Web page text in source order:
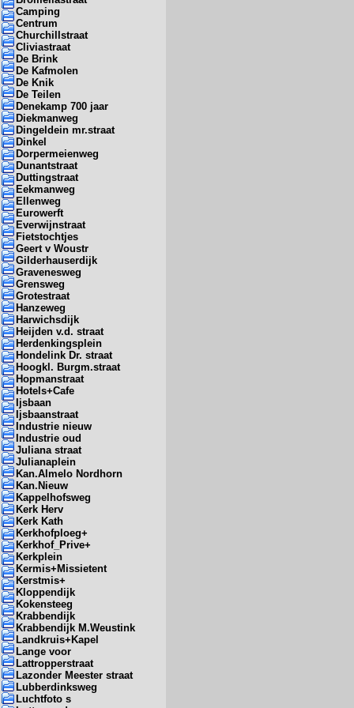
Camping
Centrum
Churchillstraat
Cliviastraat
De Brink
De Kafmolen
De Knik
De Teilen
Denekamp 700 jaar
Diekmanweg
Dingeldein mr.straat
Dinkel
Dorpermeienweg
Dunantstraat
Duttingstraat
Eekmanweg
Ellenweg
Eurowerft
Everwijnstraat
Fietstochtjes
Geert v Woustr
Gilderhauserdijk
Gravenesweg
Grensweg
Grotestraat
Hanzeweg
Harwichsdijk
Heijden v.d. straat
Herdenkingsplein
Hondelink Dr. straat
Hoogkl. Burgm.straat
Hopmanstraat
Hotels+Cafe
Ijsbaan
Ijsbaanstraat
Industrie nieuw
Industrie oud
Juliana straat
Julianaplein
Kan.Almelo Nordhorn
Kan.Nieuw
Kappelhofsweg
Kerk Herv
Kerk Kath
Kerkhofploeg+
Kerkhof_Prive+
Kerkplein
Kermis+Missietent
Kerstmis+
Kloppendijk
Kokensteeg
Krabbendijk
Krabbendijk M.Weustink
Landkruis+Kapel
Lange voor
Lattropperstraat
Lazonder Meester straat
Lubberdinksweg
Luchtfoto s